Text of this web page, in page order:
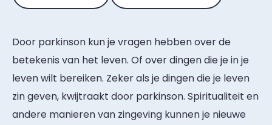
Door parkinson kun je vragen hebben over de
betekenis van het leven. Of over dingen die je in je
leven wilt bereiken. Zeker als je dingen die je leven
zin geven, kwijtraakt door parkinson. Spiritualiteit en
andere manieren van zingeving kunnen je nieuwe